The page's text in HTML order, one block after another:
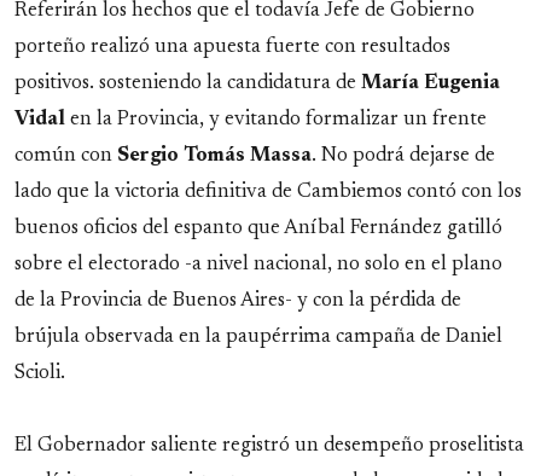
Referirán los hechos que el todavía Jefe de Gobierno
porteño realizó una apuesta fuerte con resultados
positivos. sosteniendo la candidatura de María Eugenia
Vidal en la Provincia, y evitando formalizar un frente
común con Sergio Tomás Massa. No podrá dejarse de
lado que la victoria definitiva de Cambiemos contó con los
buenos oficios del espanto que Aníbal Fernández gatilló
sobre el electorado -a nivel nacional, no solo en el plano
de la Provincia de Buenos Aires- y con la pérdida de
brújula observada en la paupérrima campaña de Daniel
Scioli.
El Gobernador saliente registró un desempeño proselitista